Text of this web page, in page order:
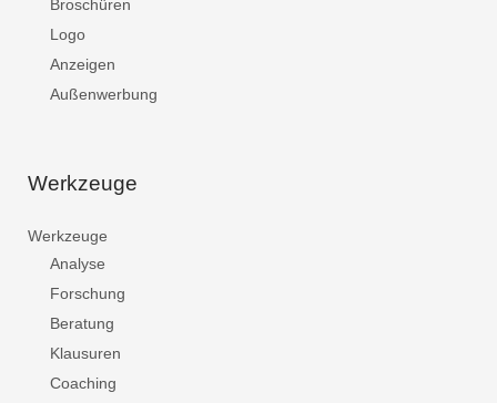
Broschüren
Logo
Anzeigen
Außenwerbung
Werkzeuge
Werkzeuge
Analyse
Forschung
Beratung
Klausuren
Coaching